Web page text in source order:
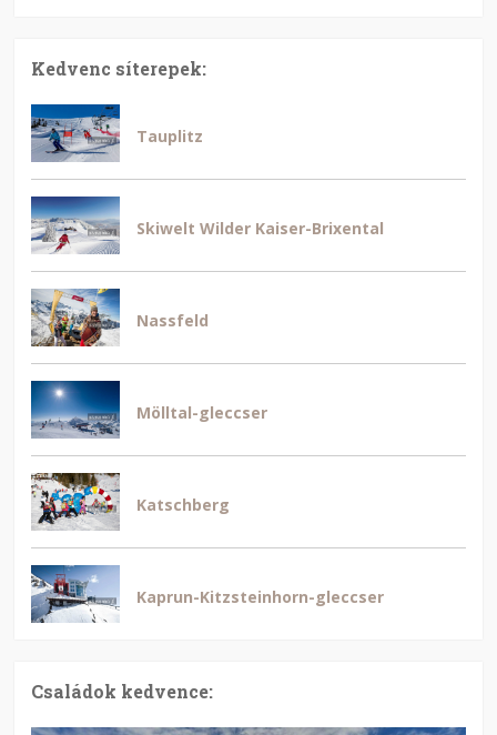
Kedvenc síterepek:
Tauplitz
Skiwelt Wilder Kaiser-Brixental
Nassfeld
Mölltal-gleccser
Katschberg
Kaprun-Kitzsteinhorn-gleccser
Családok kedvence: